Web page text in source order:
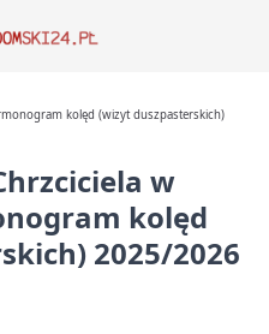
kolęd (wizyt duszpasterskich)
w
kolęd
2025/2026